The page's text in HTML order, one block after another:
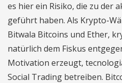
es hier ein Risiko, die zu der
geführt haben. Als Krypto-
Bitwala Bitcoins und Ether,
natürlich dem Fiskus
Motivation erzeugt,
Social Trading betreiben.